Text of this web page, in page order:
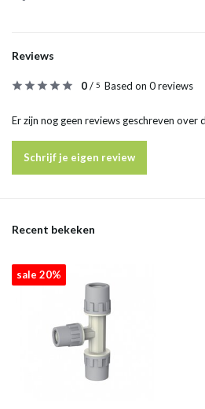
Reviews
0/ 5 Based on 0 reviews
Er zijn nog geen reviews geschreven over
Schrijf je eigen review
Recent bekeken
sale 20%